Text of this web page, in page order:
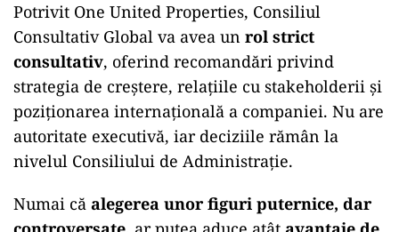
Potrivit One United Properties, Consiliul
Consultativ Global va avea un rol strict
consultativ, oferind recomandări privind
strategia de creștere, relațiile cu stakeholderii și
poziționarea internațională a companiei. Nu are
autoritate executivă, iar deciziile rămân la
nivelul Consiliului de Administrație.
Numai că alegerea unor figuri puternice, dar